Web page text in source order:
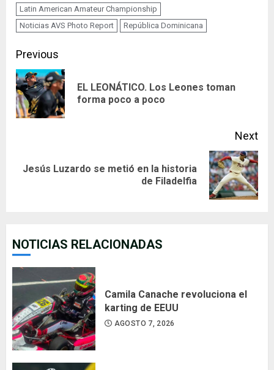
Latin American Amateur Championship
Noticias AVS Photo Report
República Dominicana
Continue
Reading
Previous
EL LEONÁTICO. Los Leones toman
forma poco a poco
Next
Next
Jesús Luzardo se metió en la historia
de Filadelfia
NOTICIAS RELACIONADAS
Camila Canache revoluciona el
karting de EEUU
AGOSTO 7, 2026